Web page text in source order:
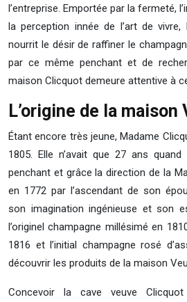
l’entreprise. Emportée par la fermeté,
la perception innée de l’art de vivre,
nourrit le désir de raffiner le
par ce même penchant et de
maison Clicquot demeure attentive à
L’origine de la
Étant encore très jeune, Madame
1805. Elle n’avait que 27 ans
penchant et grâce la direction de la
en 1772 par l’ascendant de son
son imagination ingénieuse et son
l’originel champagne millésimé en
1816 et l’initial champagne rosé
découvrir les produits de la maison
Concevoir la cave veuve Clicquot